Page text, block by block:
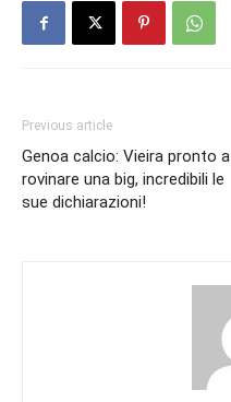
Previous article
Genoa calcio: Vieira pronto a
rovinare una big, incredibili le
sue dichiarazioni!